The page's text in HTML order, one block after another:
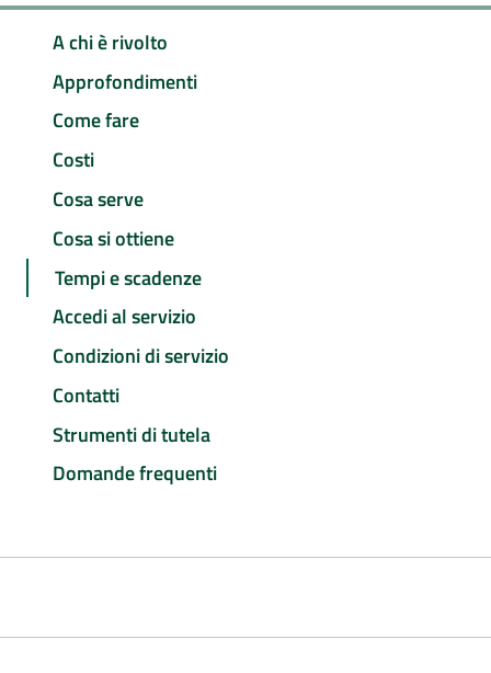
A chi è rivolto
Approfondimenti
Come fare
Costi
Cosa serve
Cosa si ottiene
Tempi e scadenze
Accedi al servizio
Condizioni di servizio
Contatti
Strumenti di tutela
Domande frequenti